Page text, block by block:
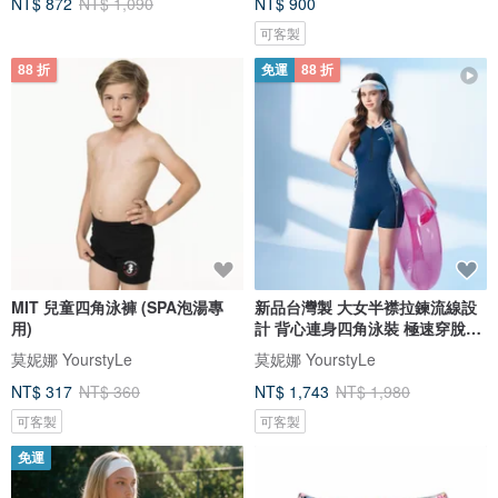
可客製
88 折
MIT 兒童四角泳褲 (SPA泡湯專
用)
莫妮娜 YourstyLe
NT$ 317 NT$ 360
可客製
免運 88 折
新品台灣製 大女半襟拉鍊流線設
計 背心連身四角泳裝 極速穿脫
~5L
莫妮娜 YourstyLe
NT$ 1,743 NT$ 1,980
可客製
免運